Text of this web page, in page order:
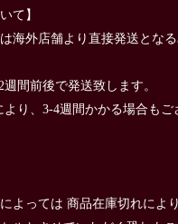
て】
海外店舗より直接発送とな
間前後で発送致します。
り、3-4週間かかる場合もご
よっては 商品在庫切れにより